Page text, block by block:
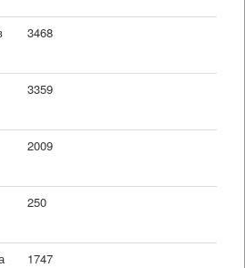
3468
3359
2009
250
1747